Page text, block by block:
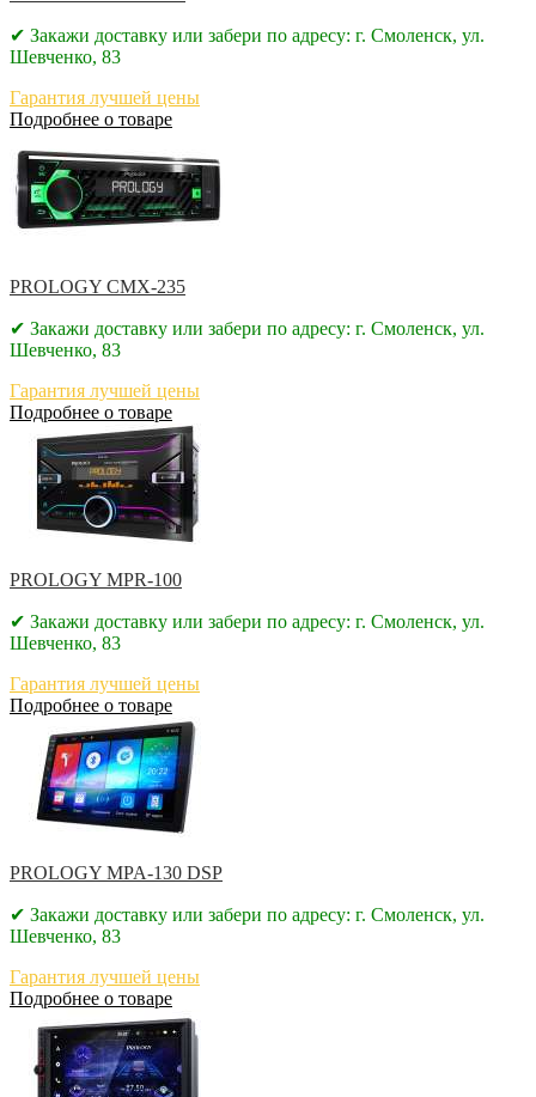
✔ Закажи доставку или забери по адресу: г. Смоленск, ул.
Шевченко, 83
Гарантия лучшей цены
Подробнее о товаре
PROLOGY CMX-235
✔ Закажи доставку или забери по адресу: г. Смоленск, ул.
Шевченко, 83
Гарантия лучшей цены
Подробнее о товаре
PROLOGY MPR-100
✔ Закажи доставку или забери по адресу: г. Смоленск, ул.
Шевченко, 83
Гарантия лучшей цены
Подробнее о товаре
PROLOGY MPA-130 DSP
✔ Закажи доставку или забери по адресу: г. Смоленск, ул.
Шевченко, 83
Гарантия лучшей цены
Подробнее о товаре